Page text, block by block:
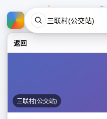
返回
三联村(公交站)